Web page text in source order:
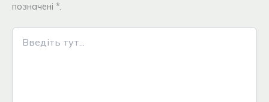
позначені *.
Введіть
тут...